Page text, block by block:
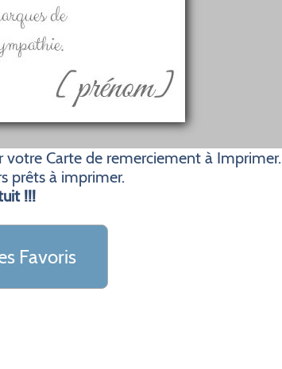
Carte de remerciement à Imprimer.
prêts à imprimer.
!!!
Favoris